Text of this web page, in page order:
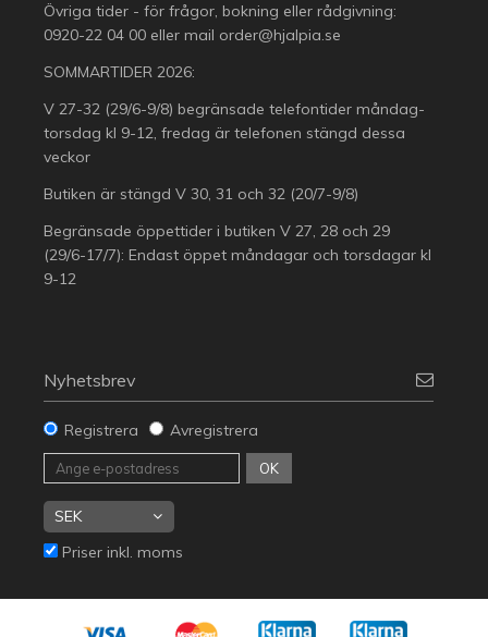
Övriga tider - för frågor, bokning eller rådgivning:
0920-22 04 00 eller mail order@hjalpia.se
SOMMARTIDER 2026:
V 27-32 (29/6-9/8) begränsade telefontider måndag-
torsdag kl 9-12, fredag är telefonen stängd dessa
veckor
Butiken är stängd V 30, 31 och 32 (20/7-9/8)
Begränsade öppettider i butiken V 27, 28 och 29
(29/6-17/7): Endast öppet måndagar och torsdagar kl
9-12
Nyhetsbrev
Registrera Avregistrera
OK
Priser inkl. moms